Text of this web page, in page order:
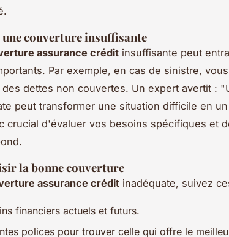
une couverture insuffisante
assurance crédit insuffisante peut
Par exemple, en cas de sinistre,
dettes non couvertes. Un expert avertit :
peut transformer une situation difficile en
crucial d'évaluer vos besoins spécifiques et
la bonne couverture
assurance crédit inadéquate, suivez
financiers actuels et futurs.
polices pour trouver celle qui offre le